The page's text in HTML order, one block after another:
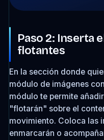
Paso 2: Inserta
flotantes
En la sección donde
módulo de imágenes
módulo te permite
"flotarán" sobre el
movimiento. Coloca las
enmarcarán o